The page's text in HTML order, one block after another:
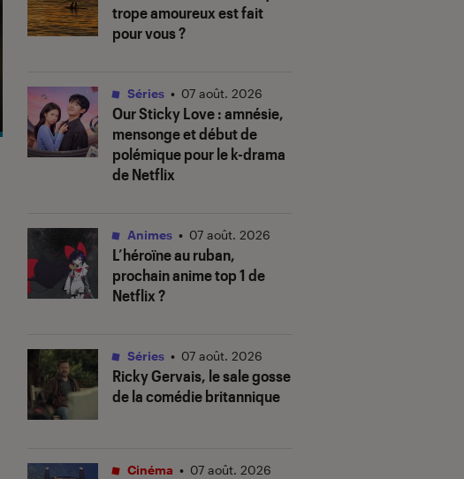
trope amoureux est fait
pour vous ?
Our Sticky Love: amnésie,
mensonge et début de
polémique pour le k-drama
de Netflix
Séries • 07 août. 2026
L’héroïne au ruban,
prochain anime top 1 de
Netflix ?
Animes • 07 août. 2026
Ricky Gervais, le sale gosse
de la comédie britannique
Séries • 07 août. 2026
Cinéma • 07 août. 2026